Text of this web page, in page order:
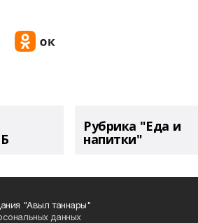
Рубрика "Еда и
напитки"
"Авыл таннары"
данных